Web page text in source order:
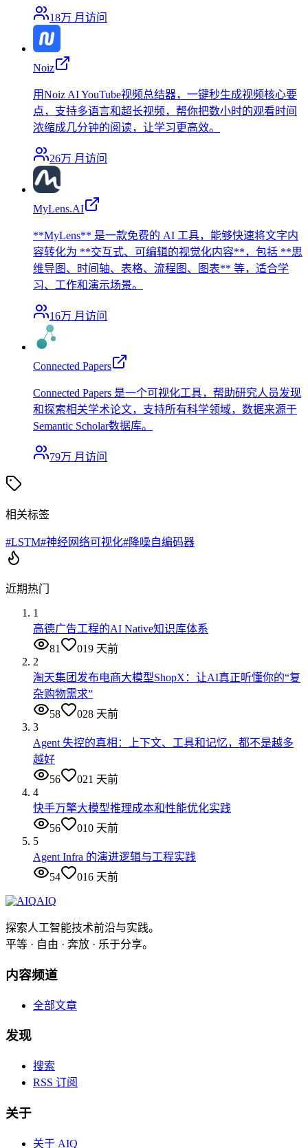
18万 月访问
Noiz
用Noiz AI YouTube视频总结器，一键秒生成视频核心要
点，支持多语言和超长视频，帮你把数小时的观看时间
浓缩成几分钟的阅读，让学习更高效。
26万 月访问
MyLens.AI
**MyLens** 是一款免费的 AI 工具，能够快速将文字内
容转化为 **交互式、可编辑的视觉化内容**，包括 **思
维导图、时间轴、表格、流程图、图表** 等，适合学
习、工作和演示场景。
16万 月访问
Connected Papers
Connected Papers 是一个可视化工具，帮助研究人员发现
和探索相关学术论文，支持所有科学领域，数据来源于
Semantic Scholar数据库。
79万 月访问
相关标签
#LSTM#神经网络可视化#降噪自编码器
近期热门
1
高德广告工程的AI Native知识库体系
81
019 天前
2
淘天集团发布电商大模型ShopX：让AI真正听懂你的“复
杂购物需求”
58
028 天前
3
Agent 失控的真相：上下文、工具和记忆，都不是越多
越好
56
021 天前
4
快手万擎大模型推理成本和性能优化实践
56
010 天前
5
Agent Infra 的演进逻辑与工程实践
54
016 天前
AIQ
探索人工智能技术前沿与实践。
平等 · 自由 · 奔放 · 乐于分享。
内容频道
全部文章
发现
搜索
RSS 订阅
关于
关于 AIQ